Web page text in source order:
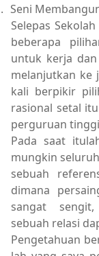
Seni
Selepas
beberapa
untuk kerja
melanjutkan ke
kali berpikir
rasional setal
perguruan
Pada saat
mungkin
sebuah
dimana
sangat
sebuah relasi
Pengetahuan